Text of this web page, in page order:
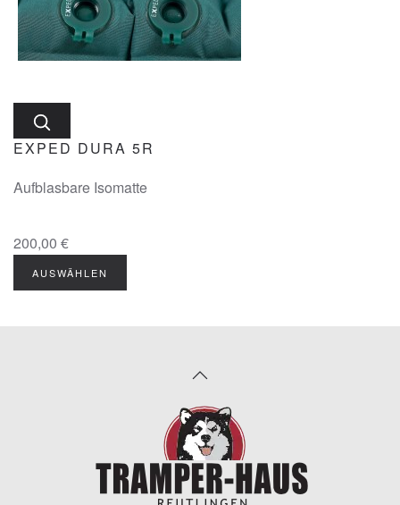
EXPED DURA 5R
Aufblasbare Isomatte
200,00 €
AUSWÄHLEN